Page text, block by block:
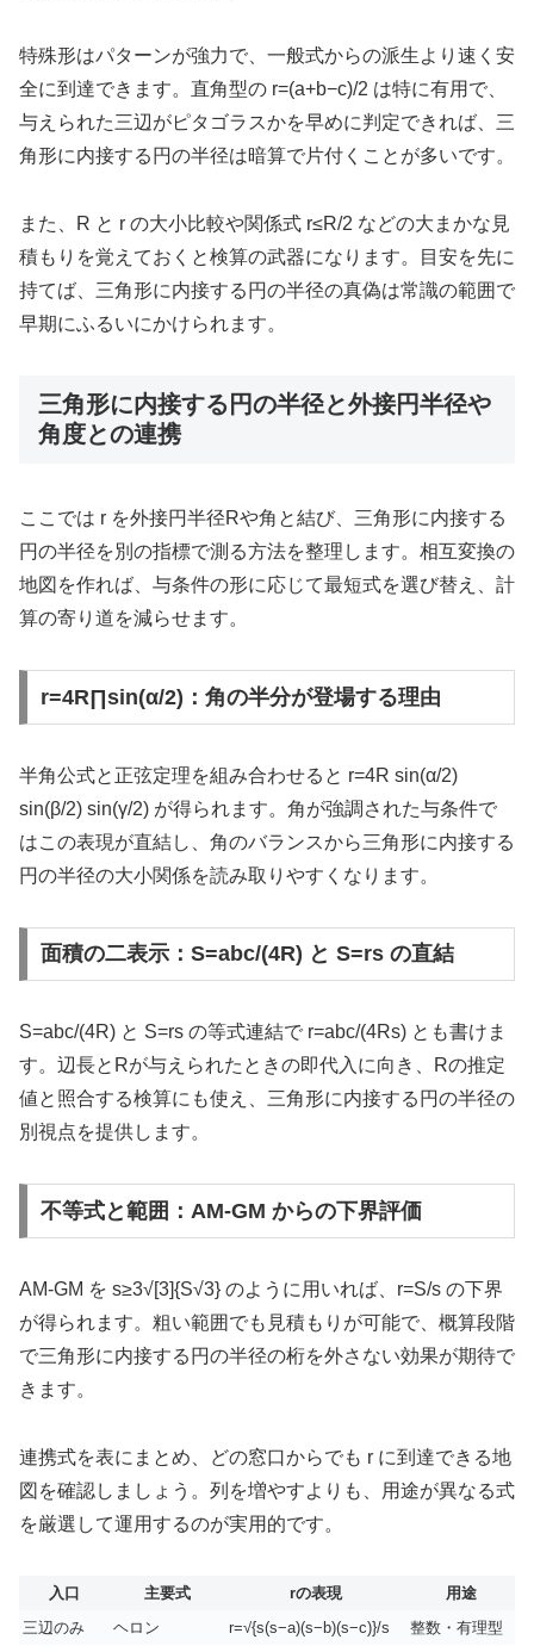
特殊形はパターンが強力で、一般式からの派生より速く安
全に到達できます。直角型の r=(a+b−c)/2 は特に有用で、
与えられた三辺がピタゴラスかを早めに判定できれば、三
角形に内接する円の半径は暗算で片付くことが多いです。
また、R と r の大小比較や関係式 r≤R/2 などの大まかな見
積もりを覚えておくと検算の武器になります。目安を先に
持てば、三角形に内接する円の半径の真偽は常識の範囲で
早期にふるいにかけられます。
三角形に内接する円の半径と外接円半径や
角度との連携
ここでは r を外接円半径Rや角と結び、三角形に内接する
円の半径を別の指標で測る方法を整理します。相互変換の
地図を作れば、与条件の形に応じて最短式を選び替え、計
算の寄り道を減らせます。
r=4R∏sin(α/2)：角の半分が登場する理由
半角公式と正弦定理を組み合わせると r=4R sin(α/2)
sin(β/2) sin(γ/2) が得られます。角が強調された与条件で
はこの表現が直結し、角のバランスから三角形に内接する
円の半径の大小関係を読み取りやすくなります。
面積の二表示：S=abc/(4R) と S=rs の直結
S=abc/(4R) と S=rs の等式連結で r=abc/(4Rs) とも書けま
す。辺長とRが与えられたときの即代入に向き、Rの推定
値と照合する検算にも使え、三角形に内接する円の半径の
別視点を提供します。
不等式と範囲：AM-GM からの下界評価
AM-GM を s≥3√[3]{S√3} のように用いれば、r=S/s の下界
が得られます。粗い範囲でも見積もりが可能で、概算段階
で三角形に内接する円の半径の桁を外さない効果が期待で
きます。
連携式を表にまとめ、どの窓口からでも r に到達できる地
図を確認しましょう。列を増やすよりも、用途が異なる式
を厳選して運用するのが実用的です。
入口 主要式 rの表現
用途
三辺のみ
ヘロン r=√{s(s−a)(s−b)(s−c)}/s 整数・有理型